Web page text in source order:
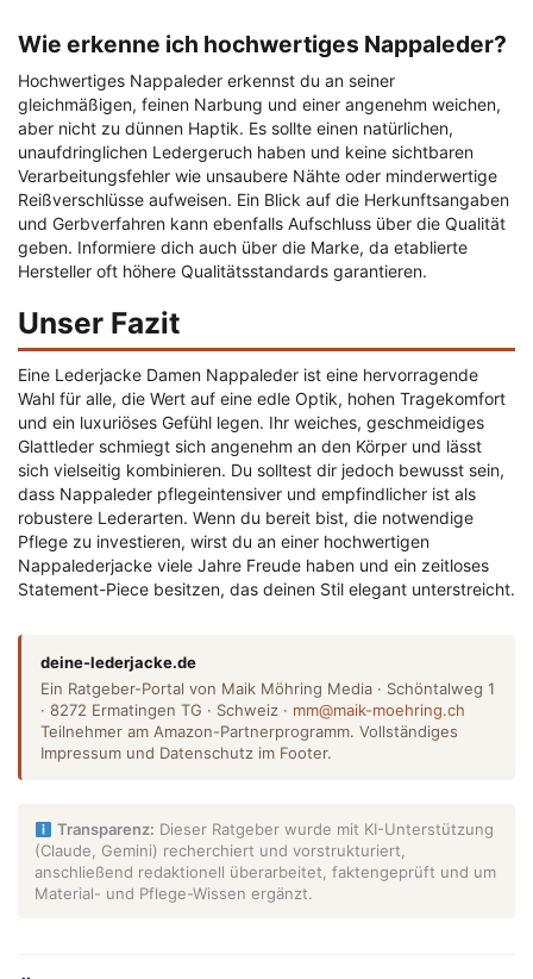
Wie erkenne ich hochwertiges Nappaleder?
Hochwertiges Nappaleder erkennst du an seiner
gleichmäßigen, feinen Narbung und einer angenehm weichen,
aber nicht zu dünnen Haptik. Es sollte einen natürlichen,
unaufdringlichen Ledergeruch haben und keine sichtbaren
Verarbeitungsfehler wie unsaubere Nähte oder minderwertige
Reißverschlüsse aufweisen. Ein Blick auf die Herkunftsangaben
und Gerbverfahren kann ebenfalls Aufschluss über die Qualität
geben. Informiere dich auch über die Marke, da etablierte
Hersteller oft höhere Qualitätsstandards garantieren.
Unser Fazit
Eine Lederjacke Damen Nappaleder ist eine hervorragende
Wahl für alle, die Wert auf eine edle Optik, hohen Tragekomfort
und ein luxuriöses Gefühl legen. Ihr weiches, geschmeidiges
Glattleder schmiegt sich angenehm an den Körper und lässt
sich vielseitig kombinieren. Du solltest dir jedoch bewusst sein,
dass Nappaleder pflegeintensiver und empfindlicher ist als
robustere Lederarten. Wenn du bereit bist, die notwendige
Pflege zu investieren, wirst du an einer hochwertigen
Nappalederjacke viele Jahre Freude haben und ein zeitloses
Statement-Piece besitzen, das deinen Stil elegant unterstreicht.
deine-lederjacke.de
Ein Ratgeber-Portal von Maik Möhring Media · Schöntalweg 1
· 8272 Ermatingen TG · Schweiz · mm@maik-moehring.ch
Teilnehmer am Amazon-Partnerprogramm. Vollständiges
Impressum und Datenschutz im Footer.
Transparenz: Dieser Ratgeber wurde mit KI-Unterstützung
(Claude, Gemini) recherchiert und vorstrukturiert,
anschließend redaktionell überarbeitet, faktengeprüft und um
Material- und Pflege-Wissen ergänzt.